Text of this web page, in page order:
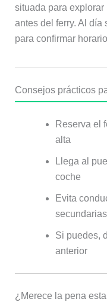
situada para
antes del ferry. Al día
para confirmar
Consejos prácticos
Reserva el
alta
Llega al
coche
Evita
secundarias
Si puedes,
anterior
¿Merece la pena